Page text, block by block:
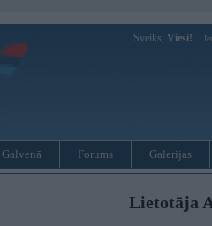
Sveiks, Viesi!
Galvenā Forums Galerijas
Lietotāja